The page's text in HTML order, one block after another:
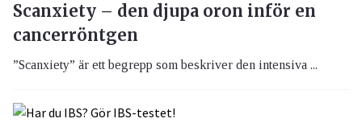
Scanxiety – den djupa oron inför en
cancerröntgen
”Scanxiety” är ett begrepp som beskriver den intensiva ...